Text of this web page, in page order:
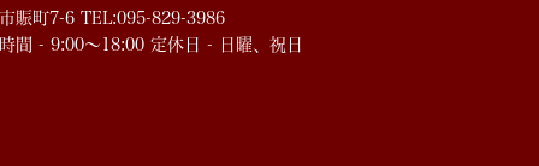
賑町7-6 TEL:095-829-3986
間 - 9:00～18:00 定休日 - 日曜、祝日